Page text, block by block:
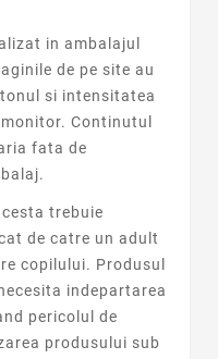
in ambalajul
de pe site au
si intensitatea
Continutul
fata de
trebuie
de catre un adult
copilului. Produsul
indepartarea
pericolul de
produsului sub